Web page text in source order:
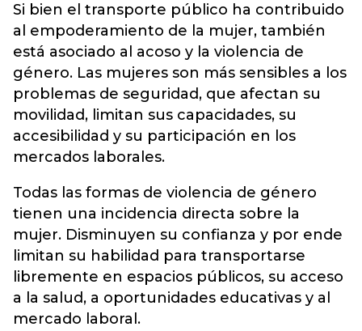
Si bien el transporte público ha contribuido
al empoderamiento de la mujer, también
está asociado al acoso y la violencia de
género. Las mujeres son más sensibles a los
problemas de seguridad, que afectan su
movilidad, limitan sus capacidades, su
accesibilidad y su participación en los
mercados laborales.
Todas las formas de violencia de género
tienen una incidencia directa sobre la
mujer. Disminuyen su confianza y por ende
limitan su habilidad para transportarse
libremente en espacios públicos, su acceso
a la salud, a oportunidades educativas y al
mercado laboral.